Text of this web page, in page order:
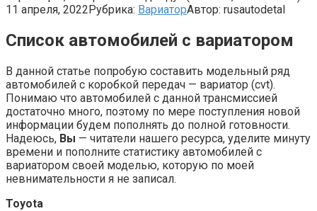
11 апреля, 2022Рубрика: ВариаторАвтор: rusautodetal
Список автомобилей с вариатором
В данной статье попробую составить модельный ряд
автомобилей с коробкой передач — вариатор (cvt).
Понимаю что автомобилей с данной трансмиссией
достаточно много, поэтому по мере поступления новой
информации будем пополнять до полной готовности.
Надеюсь, Вы — читатели нашего ресурса, уделите минуту
времени и пополните статистику автомобилей с
вариатором своей моделью, которую по моей
невнимательности я не записал.
Toyota